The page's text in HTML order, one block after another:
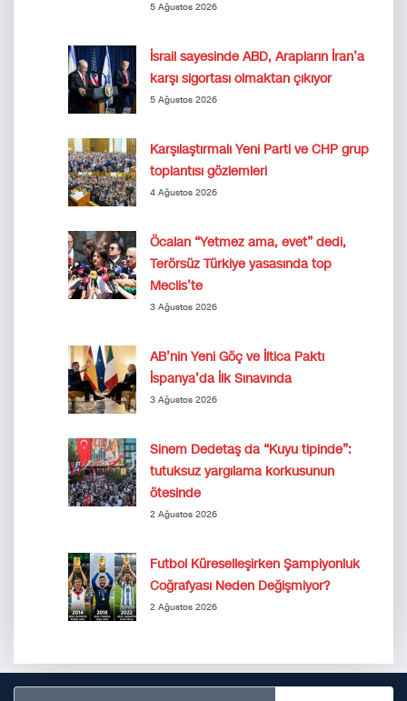
5 Ağustos 2026
İsrail sayesinde ABD, Arapların İran’a
karşı sigortası olmaktan çıkıyor
5 Ağustos 2026
Karşılaştırmalı Yeni Parti ve CHP grup
toplantısı gözlemleri
4 Ağustos 2026
Öcalan “Yetmez ama, evet” dedi,
Terörsüz Türkiye yasasında top
Meclis’te
3 Ağustos 2026
AB’nin Yeni Göç ve İltica Paktı
İspanya’da İlk Sınavında
3 Ağustos 2026
Sinem Dedetaş da “Kuyu tipinde”:
tutuksuz yargılama korkusunun
ötesinde
2 Ağustos 2026
Futbol Küreselleşirken Şampiyonluk
Coğrafyası Neden Değişmiyor?
2 Ağustos 2026